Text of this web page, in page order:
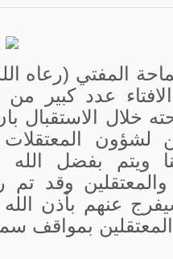
عدد كبير
خلال الاستقبال
لشؤون
لنا ويتم بفضل
والمعتقلين وقد
عنهم بأذن
بمواقف